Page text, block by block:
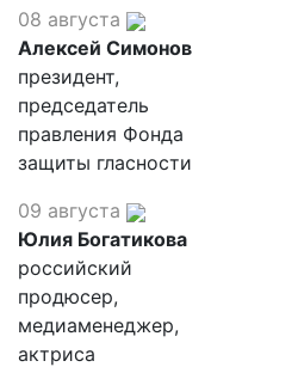
08 августа
Алексей Симонов
президент,
председатель
правления Фонда
защиты гласности
09 августа
Юлия Богатикова
российский
продюсер,
медиаменеджер,
актриса